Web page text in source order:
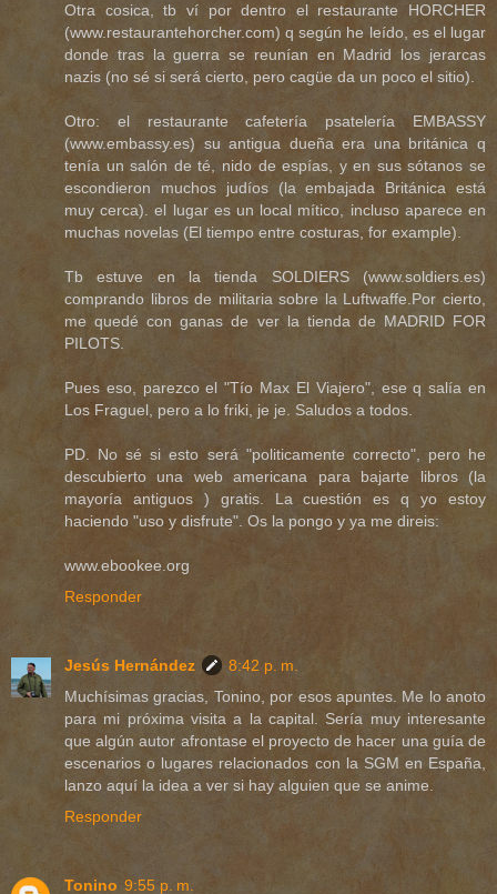
Otra cosica, tb ví por dentro el restaurante HORCHER
(www.restaurantehorcher.com) q según he leído, es el lugar
donde tras la guerra se reunían en Madrid los jerarcas
nazis (no sé si será cierto, pero cagüe da un poco el sitio).
Otro: el restaurante cafetería psatelería EMBASSY
(www.embassy.es) su antigua dueña era una británica q
tenía un salón de té, nido de espías, y en sus sótanos se
escondieron muchos judíos (la embajada Británica está
muy cerca). el lugar es un local mítico, incluso aparece en
muchas novelas (El tiempo entre costuras, for example).
Tb estuve en la tienda SOLDIERS (www.soldiers.es)
comprando libros de militaria sobre la Luftwaffe.Por cierto,
me quedé con ganas de ver la tienda de MADRID FOR
PILOTS.
Pues eso, parezco el "Tío Max El Viajero", ese q salía en
Los Fraguel, pero a lo friki, je je. Saludos a todos.
PD. No sé si esto será "politicamente correcto", pero he
descubierto una web americana para bajarte libros (la
mayoría antiguos ) gratis. La cuestión es q yo estoy
haciendo "uso y disfrute". Os la pongo y ya me direis:
www.ebookee.org
Responder
Jesús Hernández
8:42 p. m.
Muchísimas gracias, Tonino, por esos apuntes. Me lo anoto
para mi próxima visita a la capital. Sería muy interesante
que algún autor afrontase el proyecto de hacer una guía de
escenarios o lugares relacionados con la SGM en España,
lanzo aquí la idea a ver si hay alguien que se anime.
Responder
Tonino 9:55 p. m.